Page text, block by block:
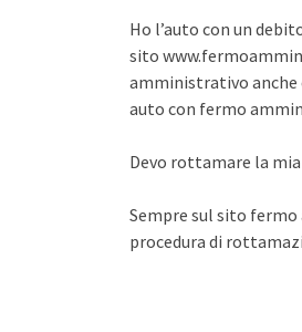
Ho l’auto con un
sito
amministrativo anche
auto con fermo
Devo rottamare la
Sempre sul sito
procedura di